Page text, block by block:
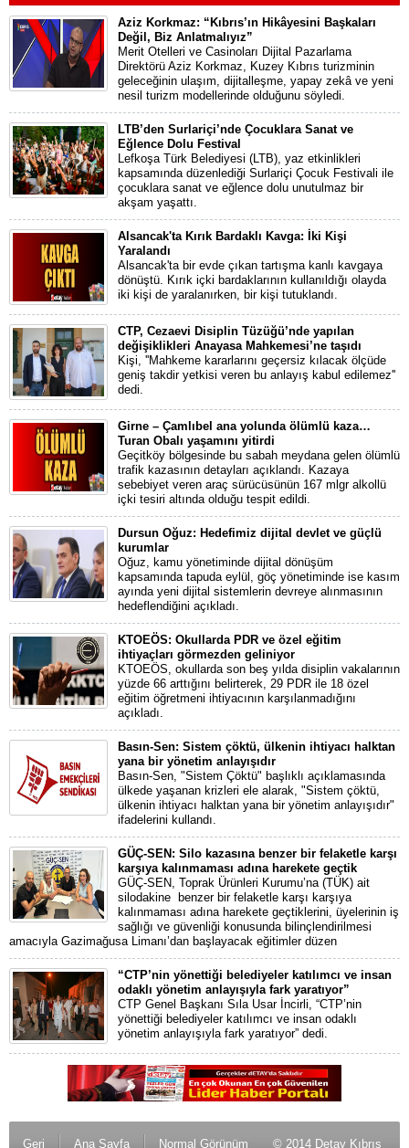
Aziz Korkmaz: “Kıbrıs’ın Hikâyesini Başkaları
Değil, Biz Anlatmalıyız”
Merit Otelleri ve Casinoları Dijital Pazarlama
Direktörü Aziz Korkmaz, Kuzey Kıbrıs turizminin
geleceğinin ulaşım, dijitalleşme, yapay zekâ ve yeni
nesil turizm modellerinde olduğunu söyledi.
LTB’den Surlariçi’nde Çocuklara Sanat ve
Eğlence Dolu Festival
Lefkoşa Türk Belediyesi (LTB), yaz etkinlikleri
kapsamında düzenlediği Surlariçi Çocuk Festivali ile
çocuklara sanat ve eğlence dolu unutulmaz bir
akşam yaşattı.
Alsancak'ta Kırık Bardaklı Kavga: İki Kişi
Yaralandı
Alsancak'ta bir evde çıkan tartışma kanlı kavgaya
dönüştü. Kırık içki bardaklarının kullanıldığı olayda
iki kişi de yaralanırken, bir kişi tutuklandı.
CTP, Cezaevi Disiplin Tüzüğü’nde yapılan
değişiklikleri Anayasa Mahkemesi’ne taşıdı
Kişi, ''Mahkeme kararlarını geçersiz kılacak ölçüde
geniş takdir yetkisi veren bu anlayış kabul edilemez''
dedi.
Girne – Çamlıbel ana yolunda ölümlü kaza…
Turan Obalı yaşamını yitirdi
Geçitköy bölgesinde bu sabah meydana gelen ölümlü
trafik kazasının detayları açıklandı. Kazaya
sebebiyet veren araç sürücüsünün 167 mlgr alkollü
içki tesiri altında olduğu tespit edildi.
Dursun Oğuz: Hedefimiz dijital devlet ve güçlü
kurumlar
Oğuz, kamu yönetiminde dijital dönüşüm
kapsamında tapuda eylül, göç yönetiminde ise kasım
ayında yeni dijital sistemlerin devreye alınmasının
hedeflendiğini açıkladı.
KTOEÖS: Okullarda PDR ve özel eğitim
ihtiyaçları görmezden geliniyor
KTOEÖS, okullarda son beş yılda disiplin vakalarının
yüzde 66 arttığını belirterek, 29 PDR ile 18 özel
eğitim öğretmeni ihtiyacının karşılanmadığını
açıkladı.
Basın-Sen: Sistem çöktü, ülkenin ihtiyacı halktan
yana bir yönetim anlayışıdır
Basın-Sen, "Sistem Çöktü" başlıklı açıklamasında
ülkede yaşanan krizleri ele alarak, "Sistem çöktü,
ülkenin ihtiyacı halktan yana bir yönetim anlayışıdır"
ifadelerini kullandı.
GÜÇ-SEN: Silo kazasına benzer bir felaketle karşı
karşıya kalınmaması adına harekete geçtik
GÜÇ-SEN, Toprak Ürünleri Kurumu’na (TÜK) ait
silodakine benzer bir felaketle karşı karşıya
kalınmaması adına harekete geçtiklerini, üyelerinin iş
sağlığı ve güvenliği konusunda bilinçlendirilmesi
amacıyla Gazimağusa Limanı’dan başlayacak eğitimler düzen
“CTP’nin yönettiği belediyeler katılımcı ve insan
odaklı yönetim anlayışıyla fark yaratıyor”
CTP Genel Başkanı Sıla Usar İncirli, “CTP’nin
yönettiği belediyeler katılımcı ve insan odaklı
yönetim anlayışıyla fark yaratıyor” dedi.
Geri Ana Sayfa Normal Görünüm © 2014 Detay Kıbrıs